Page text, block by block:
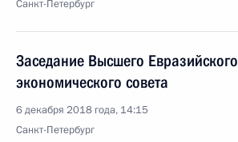
Санкт-Петербург
Заседание Высшего Евразийского
экономического совета
6 декабря 2018 года, 14:15
Санкт-Петербург